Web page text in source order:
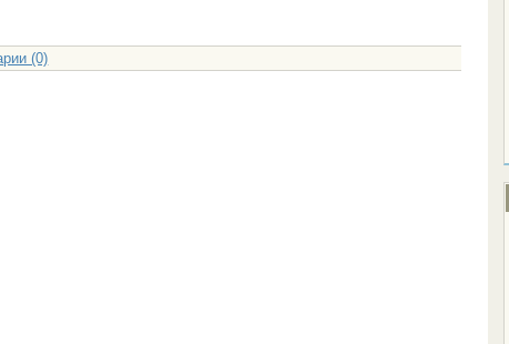
(0)